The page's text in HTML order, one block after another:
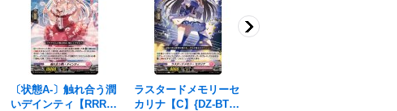
〔状態A-〕触れ合う潤
いデインティ【RRR】
ラスタードメモリーセ
カリナ【C】{DZ-BT1